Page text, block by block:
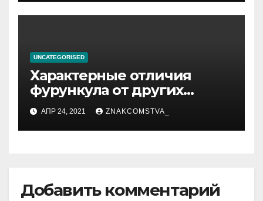
UNCATEGORISED
Характерные отличия
фурункула от других
заболеваний
АПР 24, 2021 ZNAKCOMSTVA_
Добавить комментарий